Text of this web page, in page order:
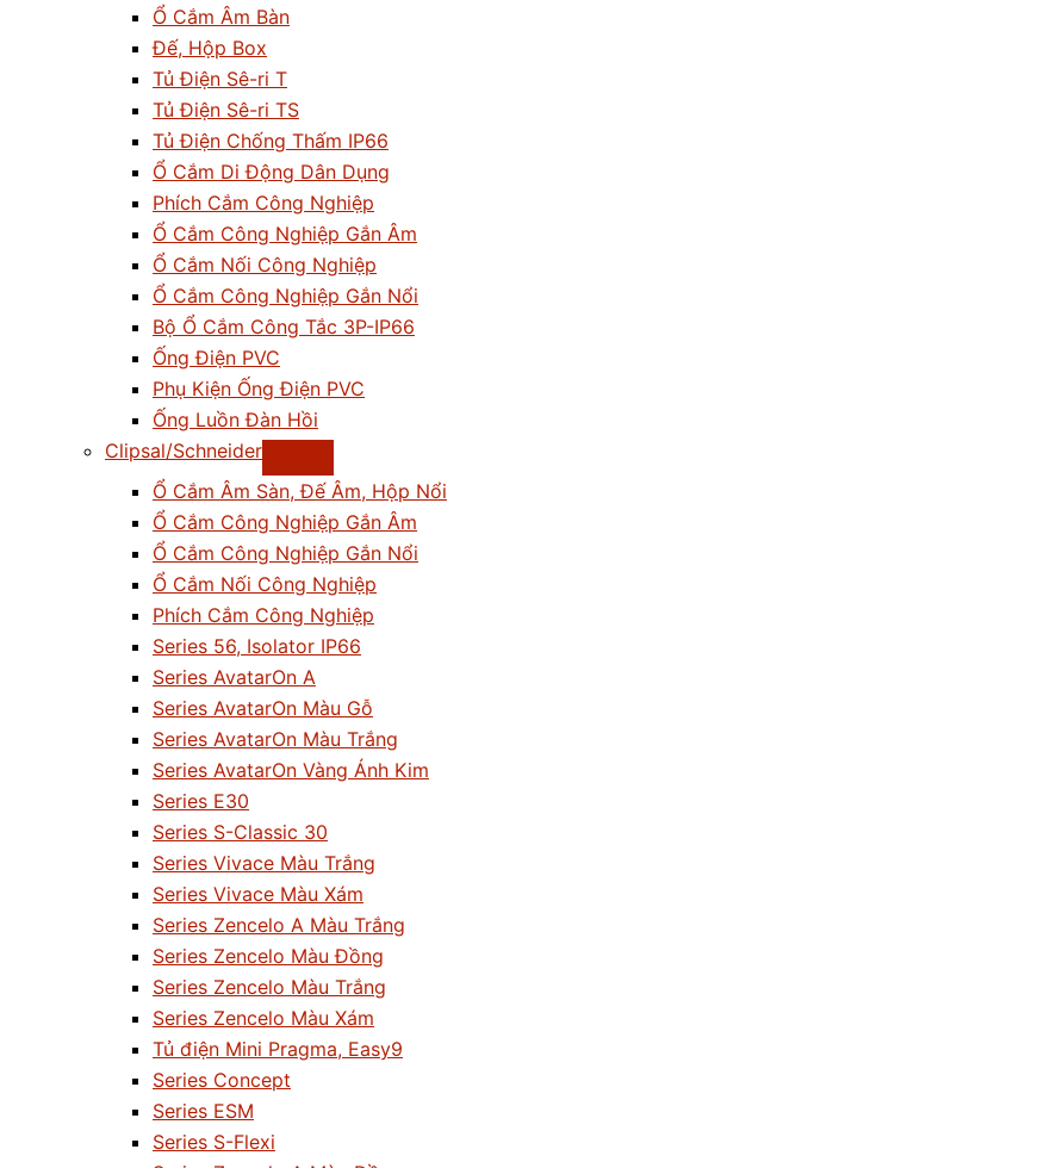
Ổ Cắm Âm Bàn
Đế, Hộp Box
Tủ Điện Sê-ri T
Tủ Điện Sê-ri TS
Tủ Điện Chống Thấm IP66
Ổ Cắm Di Động Dân Dụng
Phích Cắm Công Nghiệp
Ổ Cắm Công Nghiệp Gắn Âm
Ổ Cắm Nối Công Nghiệp
Ổ Cắm Công Nghiệp Gắn Nổi
Bộ Ổ Cắm Công Tắc 3P-IP66
Ống Điện PVC
Phụ Kiện Ống Điện PVC
Ống Luồn Đàn Hồi
Clipsal/Schneider
Ổ Cắm Âm Sàn, Đế Âm, Hộp Nổi
Ổ Cắm Công Nghiệp Gắn Âm
Ổ Cắm Công Nghiệp Gắn Nổi
Ổ Cắm Nối Công Nghiệp
Phích Cắm Công Nghiệp
Series 56, Isolator IP66
Series AvatarOn A
Series AvatarOn Màu Gỗ
Series AvatarOn Màu Trắng
Series AvatarOn Vàng Ánh Kim
Series E30
Series S-Classic 30
Series Vivace Màu Trắng
Series Vivace Màu Xám
Series Zencelo A Màu Trắng
Series Zencelo Màu Đồng
Series Zencelo Màu Trắng
Series Zencelo Màu Xám
Tủ điện Mini Pragma, Easy9
Series Concept
Series ESM
Series S-Flexi